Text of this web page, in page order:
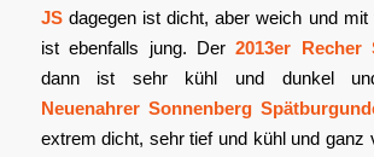
JSdagegen ist dicht, aber weich und mit
ist ebenfalls jung. Der2013er Recher
dann ist sehr kühl und dunkel
Neuenahrer Sonnenberg
extrem dicht, sehr tief und kühl und ganz